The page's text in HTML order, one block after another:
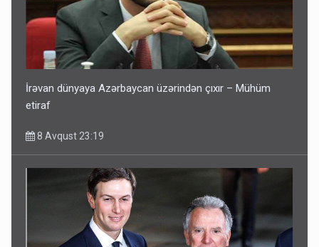
İrəvan dünyaya Azərbaycan üzərindən çıxır – Mühüm
etiraf
8 Avqust 23:19